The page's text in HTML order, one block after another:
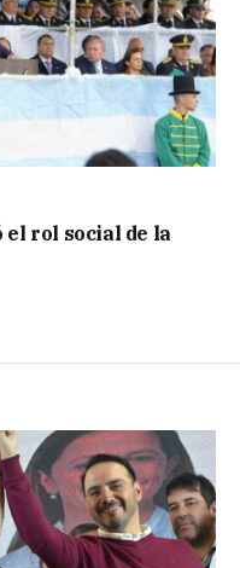
el rol social de la